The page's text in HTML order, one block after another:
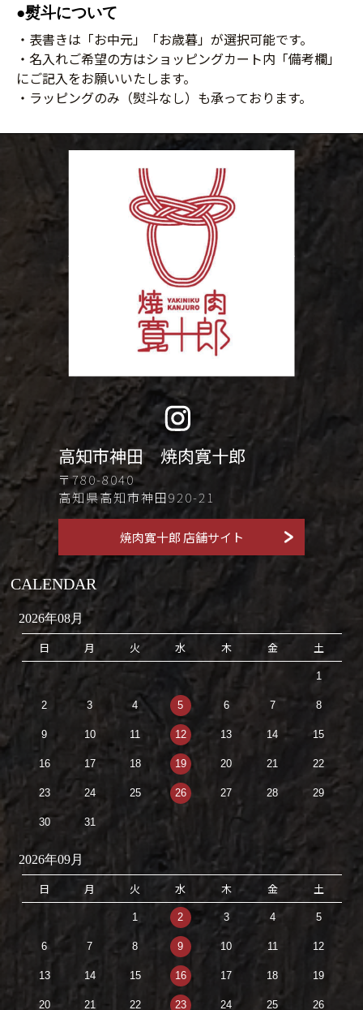
●熨斗について
・表書きは「お中元」「お歳暮」が選択可能です。
・名入れご希望の方はショッピングカート内「備考欄」
にご記入をお願いいたします。
・ラッピングのみ（熨斗なし）も承っております。
高知市神田 焼肉寛十郎
〒780-8040
高知県高知市神田920-21
焼肉寛十郎 店舗サイト
CALENDAR
2026年08月
日 月 火 水 木 金 土
1
2 3 4 5 6 7 8
9 10 11 12 13 14 15
16 17 18 19 20 21 22
23 24 25 26 27 28 29
30 31
2026年09月
日 月 火 水 木 金 土
1 2 3 4 5
6 7 8 9 10 11 12
13 14 15 16 17 18 19
20 21 22 23 24 25 26